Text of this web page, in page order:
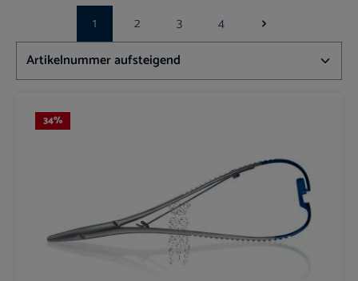
Seite
1 Seite
2 Seite
3 Seite
4
34%